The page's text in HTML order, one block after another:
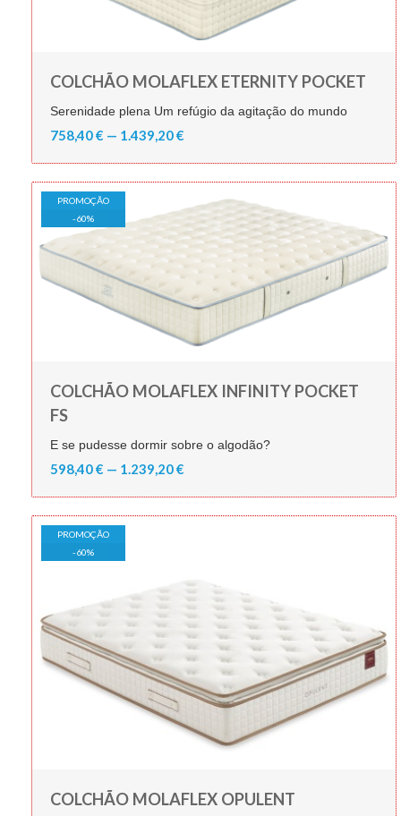
COLCHÃO MOLAFLEX ETERNITY POCKET
Serenidade plena Um refúgio da agitação do mundo
758,40 € — 1.439,20 €
PROMOÇÃO
-60%
COLCHÃO MOLAFLEX INFINITY POCKET
FS
E se pudesse dormir sobre o algodão?
598,40 € — 1.239,20 €
PROMOÇÃO
-60%
COLCHÃO MOLAFLEX OPULENT